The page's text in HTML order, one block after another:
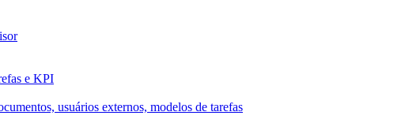
e KPI
usuários externos, modelos de tarefas